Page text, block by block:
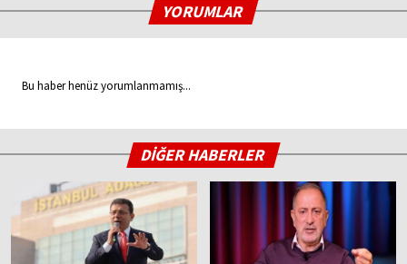
YORUMLAR
Bu haber henüz yorumlanmamış...
DİĞER HABERLER